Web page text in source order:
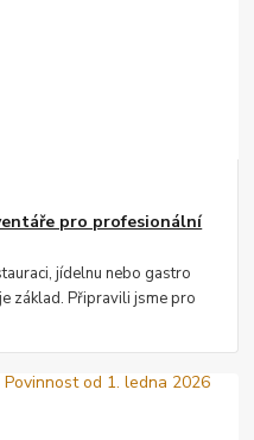
pro profesionální
jídelnu nebo gastro
základ. Připravili jsme pro